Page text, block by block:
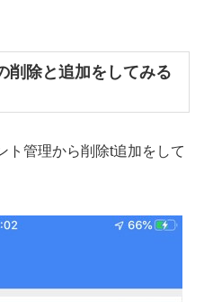
削除と追加をしてみる
ト管理から削除t追加をして